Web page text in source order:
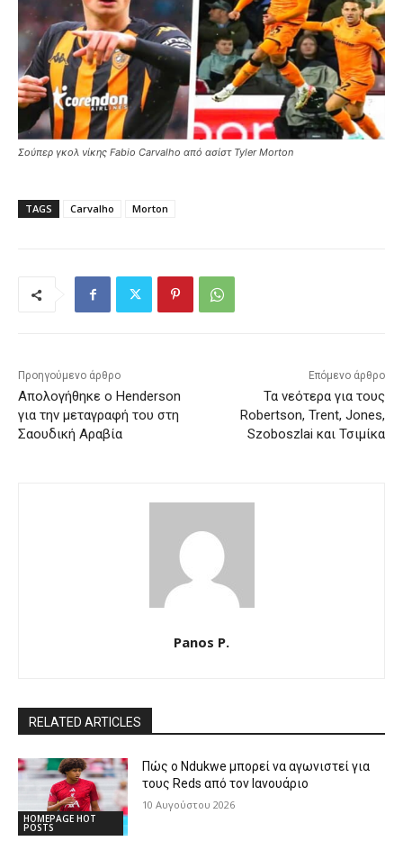
Σούπερ γκολ νίκης Fabio Carvalho από ασίστ Tyler Morton
TAGS Carvalho Morton
Προηγούμενο άρθρο
Απολογήθηκε ο Henderson
για την μεταγραφή του στη
Σαουδική Αραβία
Επόμενο άρθρο
Τα νεότερα για τους
Robertson, Trent, Jones,
Szoboszlai και Τσιμίκα
Panos P.
RELATED ARTICLES
HOMEPAGE HOT
POSTS
Πώς ο Ndukwe μπορεί να αγωνιστεί για
τους Reds από τον Ιανουάριο
10 Αυγούστου 2026